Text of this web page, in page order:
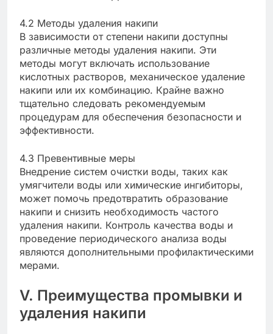
4.2 Методы удаления накипи
В зависимости от степени накипи доступны
различные методы удаления накипи. Эти
методы могут включать использование
кислотных растворов, механическое удаление
накипи или их комбинацию. Крайне важно
тщательно следовать рекомендуемым
процедурам для обеспечения безопасности и
эффективности.
4.3 Превентивные меры
Внедрение систем очистки воды, таких как
умягчители воды или химические ингибиторы,
может помочь предотвратить образование
накипи и снизить необходимость частого
удаления накипи. Контроль качества воды и
проведение периодического анализа воды
являются дополнительными профилактическими
мерами.
V. Преимущества промывки и
удаления накипи